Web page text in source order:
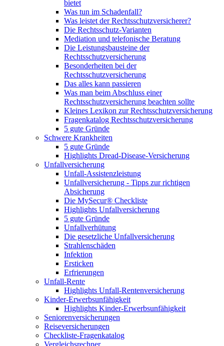
bietet
Was tun im Schadenfall?
Was leistet der Rechtsschutzversicherer?
Die Rechtsschutz-Varianten
Mediation und telefonische Beratung
Die Leistungsbausteine der
Rechtsschutzversicherung
Besonderheiten bei der
Rechtsschutzversicherung
Das alles kann passieren
Was man beim Abschluss einer
Rechtsschutzversicherung beachten sollte
Kleines Lexikon zur Rechtsschutzversicherung
Fragenkatalog Rechtsschutzversicherung
5 gute Gründe
Schwere Krankheiten
5 gute Gründe
Highlights Dread-Disease-Versicherung
Unfallversicherung
Unfall-Assistenzleistung
Unfallversicherung - Tipps zur richtigen
Absicherung
Die MySecur® Checkliste
Highlights Unfallversicherung
5 gute Gründe
Unfallverhütung
Die gesetzliche Unfallversicherung
Strahlenschäden
Infektion
Ersticken
Erfrierungen
Unfall-Rente
Highlights Unfall-Rentenversicherung
Kinder-Erwerbsunfähigkeit
Highlights Kinder-Erwerbsunfähigkeit
Seniorenversicherungen
Reiseversicherungen
Checkliste-Fragenkatalog
Vergleichsrechner